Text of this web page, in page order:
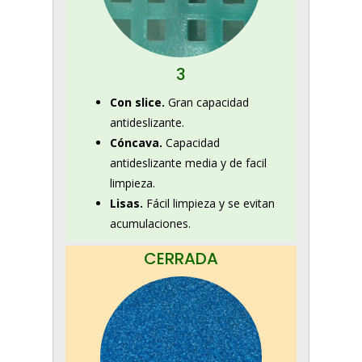
3
Con slice. Gran capacidad
antideslizante.
Cóncava. Capacidad
antideslizante media y de facil
limpieza.
Lisas. Fácil limpieza y se evitan
acumulaciones.
CERRADA